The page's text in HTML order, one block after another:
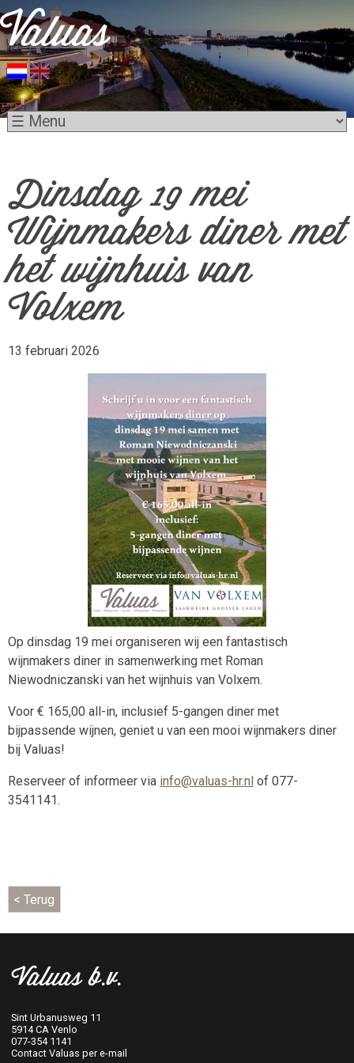
Dinsdag 19 mei
Wijnmakers diner met
het wijnhuis van
Volxem
13 februari 2026
Op dinsdag 19 mei organiseren wij een fantastisch
wijnmakers diner in samenwerking met Roman
Niewodniczanski van het wijnhuis van Volxem.
Voor € 165,00 all-in, inclusief 5-gangen diner met
bijpassende wijnen, geniet u van een mooi wijnmakers diner
bij Valuas!
Reserveer of informeer via info@valuas-hr.nl of 077-
3541141.
Valuas b.v.
Sint Urbanusweg 11
5914 CA Venlo
077-354 1141
Contact Valuas per e-mail